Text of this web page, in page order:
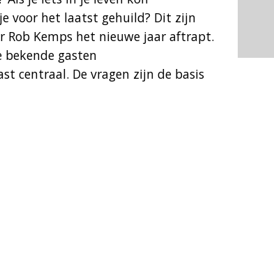
voor het laatst gehuild? Dit zijn
Rob Kemps het nieuwe jaar aftrapt.
bekende gasten
centraal. De vragen zijn de basis